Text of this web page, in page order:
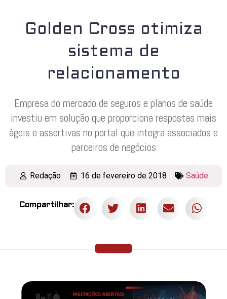
Golden Cross otimiza
sistema de
relacionamento
Empresa do mercado de seguros e planos de saúde
investiu em solução que proporciona respostas mais
ágeis e assertivas no portal que integra associados e
parceiros de negócios
Redação 16 de fevereiro de 2018 Saúde
Compartilhar: